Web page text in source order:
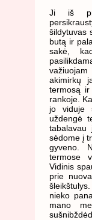
Ji iš
šildytuvas
butą ir
sakė,
akimirkų
termosą
rankoje.
jo viduje
uždengė
tabalavau
sėdome į
gyveno.
termose
Vidinis
prie
nieko
mano